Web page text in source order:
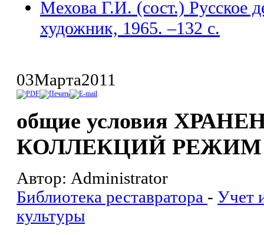
Мехова Г.И. (сост.) Русское
художник, 1965. –132 с.
03Марта2011
общие условия
КОЛЛЕКЦИЙ РЕЖИМ
Автор: Administrator
Библиотека реставратора - Учет
культуры